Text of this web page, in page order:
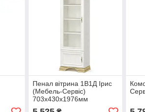
Пенал вітрина 1В1Д Ірис
(Мебель-Сервіс)
703х430х1976мм